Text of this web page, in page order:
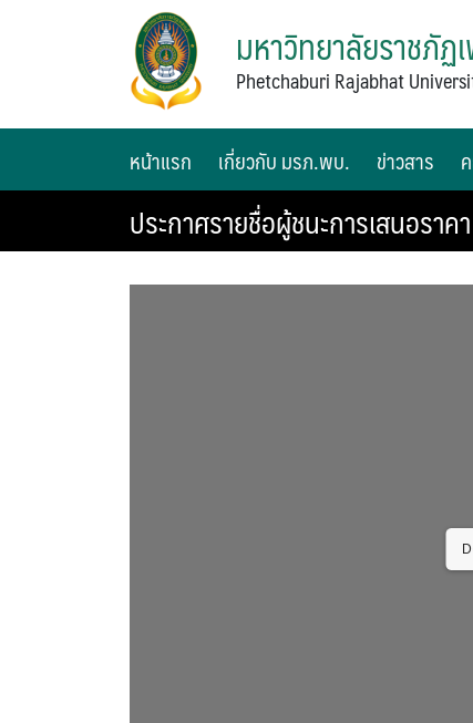
มหาวิทยาลัยราชภัฏ
Phetchaburi Rajabhat
หน้าแรก เกี่ยวกับ มรภ.พบ. ข่าวสาร
ประกาศรายชื่อผู้ชนะการเสนอรา